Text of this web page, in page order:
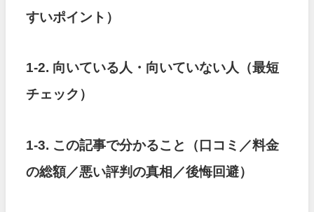
すいポイント）
1-2. 向いている人・向いていない人（最短
チェック）
1-3. この記事で分かること（口コミ／料金
の総額／悪い評判の真相／後悔回避）